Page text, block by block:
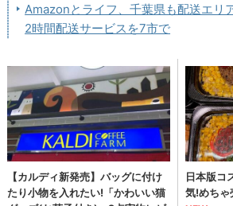
Amazonとライフ、千葉県も配送エ
2時間配送サービスを7市で